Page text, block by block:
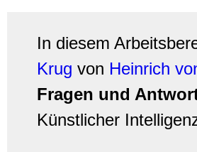
In diesem
Krug von Heinrich
Fragen und
Künstlicher